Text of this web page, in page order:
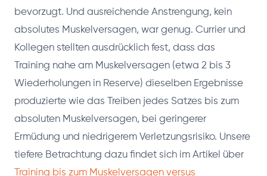
bevorzugt. Und ausreichende Anstrengung, kein
absolutes Muskelversagen, war genug. Currier und
Kollegen stellten ausdrücklich fest, dass das
Training nahe am Muskelversagen (etwa 2 bis 3
Wiederholungen in Reserve) dieselben Ergebnisse
produzierte wie das Treiben jedes Satzes bis zum
absoluten Muskelversagen, bei geringerer
Ermüdung und niedrigerem Verletzungsrisiko. Unsere
tiefere Betrachtung dazu findet sich im Artikel über
Training bis zum Muskelversagen versus